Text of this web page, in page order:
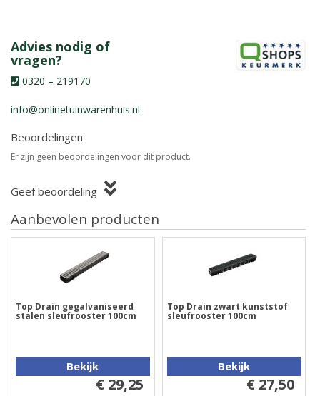
Advies nodig of
vragen?
0320 – 219170
info@onlinetuinwarenhuis.nl
Beoordelingen
Er zijn geen beoordelingen voor dit product.
Geef beoordeling
Aanbevolen producten
Top Drain gegalvaniseerd
stalen sleufrooster 100cm
Bekijk
€ 29,25
Top Drain zwart kunststof
sleufrooster 100cm
Bekijk
€ 27,50